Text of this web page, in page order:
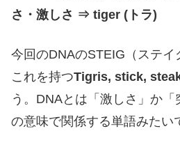
さ・激しさ ⇒ tiger (トラ)
今回のDNAのSTEIG（ステイ
これを持つTigris, stick,
う。DNAとは「激しさ」か
の意味で関係する単語みたい